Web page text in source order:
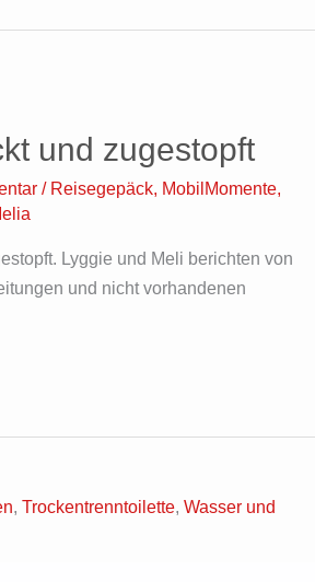
und zugestopft
/ Reisegepäck, MobilMomente,
Lyggie und Meli berichten von
und nicht vorhandenen
, Trockentrenntoilette, Wasser und